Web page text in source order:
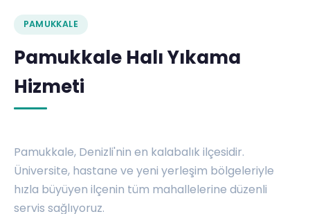
PAMUKKALE
Pamukkale Halı Yıkama
Hizmeti
Pamukkale, Denizli'nin en kalabalık ilçesidir.
Üniversite, hastane ve yeni yerleşim bölgeleriyle
hızla büyüyen ilçenin tüm mahallelerine düzenli
servis sağlıyoruz.